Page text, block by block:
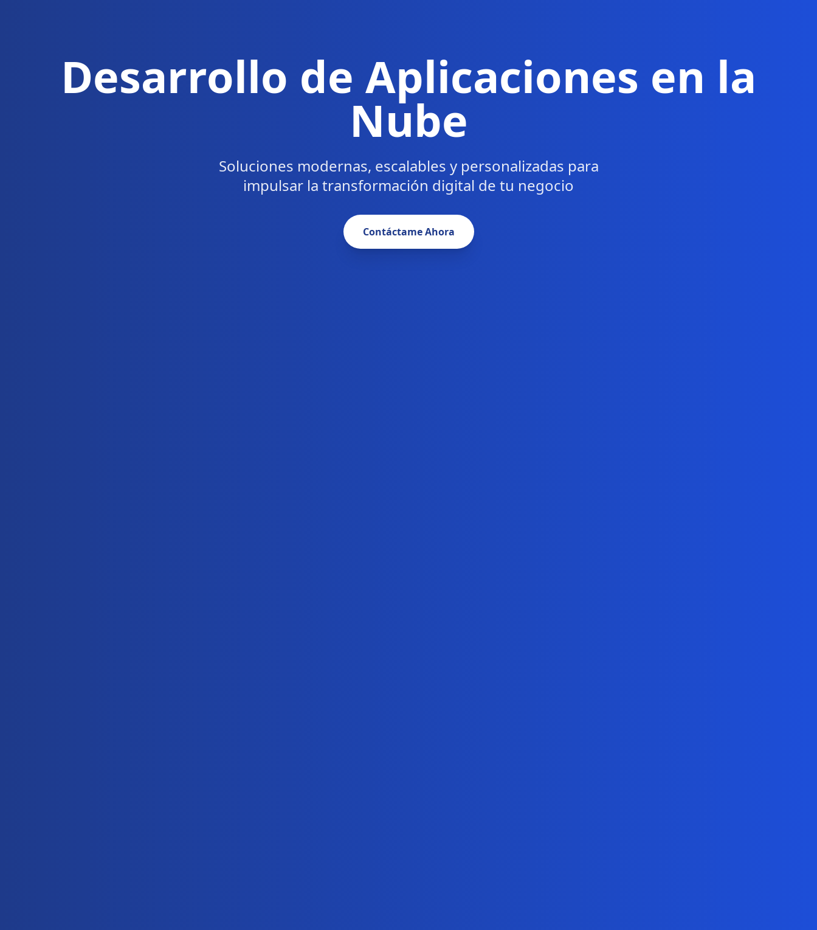
Desarrollo de Aplicaciones en la
Nube
Soluciones modernas, escalables y personalizadas para
impulsar la transformación digital de tu negocio
Contáctame Ahora